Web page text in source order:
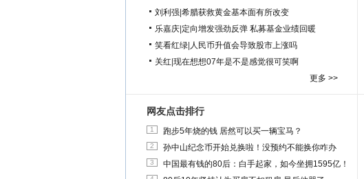
刘利强 希腊获救黄金基本面有所改变
乐嘉庆 定向增发强劲反弹 私募基金业绩回暖
笑看红绿 人民币升值会导致股市上涨吗
关红 现在想想07年是不是感觉很可笑啊
更多 >>
网友点击排行
1 跑步5年烧的钱 居然可以买一辆宝马？
2 孙中山纪念币开始兑换啦！没预约不能换你咋办
3 中国最有钱的80后：白手起家，如今坐拥1595亿！